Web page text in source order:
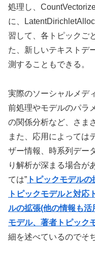
処理し、
に、
習して、各トピックご
た、新しいテキストデ
測することもできる。
実際のソーシャルメデ
前処理やモデルのパラ
の関係分析など、さま
また、応用によっては
ザー情報、時系列デー
り解析が深まる場合が
ては” トピックモデル
トピックモデルと対応
ルの拡張(他の情報も
モデル、著者トピック
細を述べているのでそ